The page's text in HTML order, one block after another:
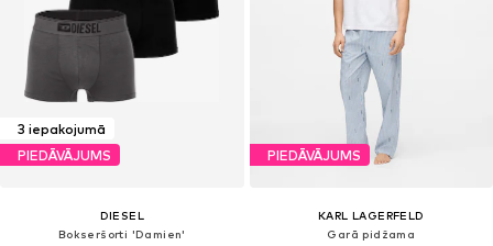
3 iepakojumā
PIEDĀVĀJUMS
DIESEL
Bokseršorti 'Damien'
PIEDĀVĀJUMS
KARL LAGERFELD
Garā pidžama